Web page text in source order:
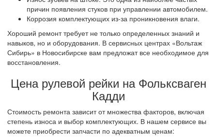
причин появления стуков при управлении автомобилем.
Коррозия комплектующих из-за проникновения влаги.
Хороший ремонт требует не только определенных знаний и
навыков, но и оборудования. В сервисных центрах «Вольтаж
Сибирь» в Новосибирске вам предложат все необходимое для
восстановления.
Цена рулевой рейки на Фольксваген
Кадди
Стоимость ремонта зависит от множества факторов, включая
степень износа и выбор комплектующих. В нашем сервисе вы
можете приобрести запчасти по адекватным ценам: